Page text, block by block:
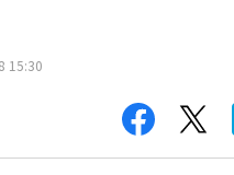
15:30